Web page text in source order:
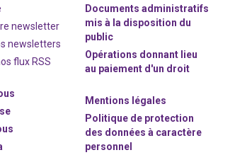
newsletter
newsletters
flux RSS
Documents administratifs
mis à la disposition du
public
Opérations donnant lieu
au paiement d'un droit
Mentions légales
Politique de protection
des données à caractère
personnel